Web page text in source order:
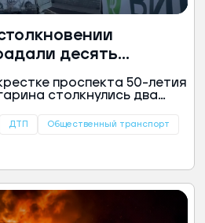
десять
проспекта 50-летия
столкнулись два
и девять пассажиров, в
ДТП Общественный транспорт